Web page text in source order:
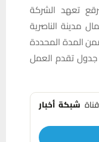
تعهد الشركة
مدينة الناصرية
ضمن المدة المحددة
20 بالمئة من جدول تقدم العمل
شبكة أخبار